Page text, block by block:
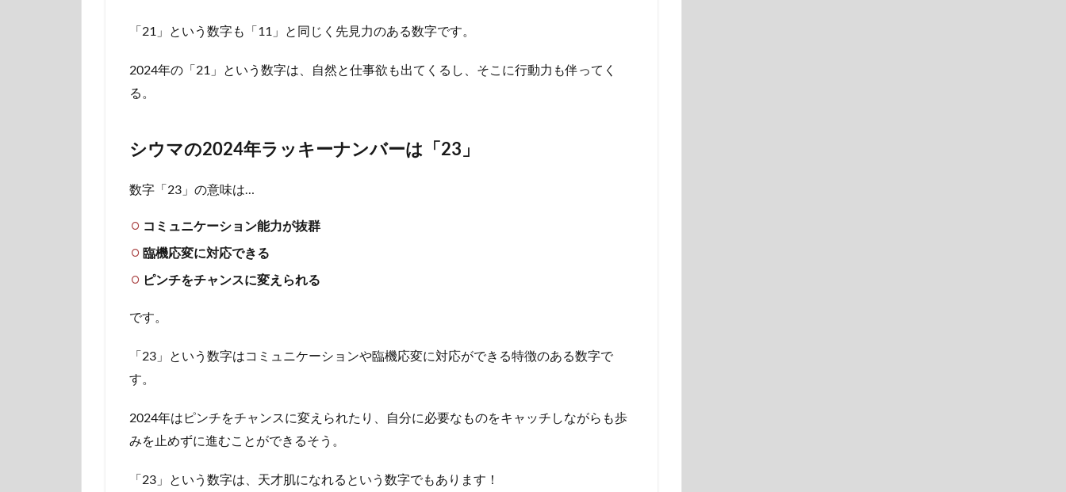
「21」という数字も「11」と同じく先見力のある数字です。
2024年の「21」という数字は、自然と仕事欲も出てくるし、そこに行動力も伴ってく
る。
シウマの2024年ラッキーナンバーは「23」
数字「23」の意味は…
コミュニケーション能力が抜群
臨機応変に対応できる
ピンチをチャンスに変えられる
です。
「23」という数字はコミュニケーションや臨機応変に対応ができる特徴のある数字で
す。
2024年はピンチをチャンスに変えられたり、自分に必要なものをキャッチしながらも歩
みを止めずに進むことができるそう。
「23」という数字は、天才肌になれるという数字でもあります！